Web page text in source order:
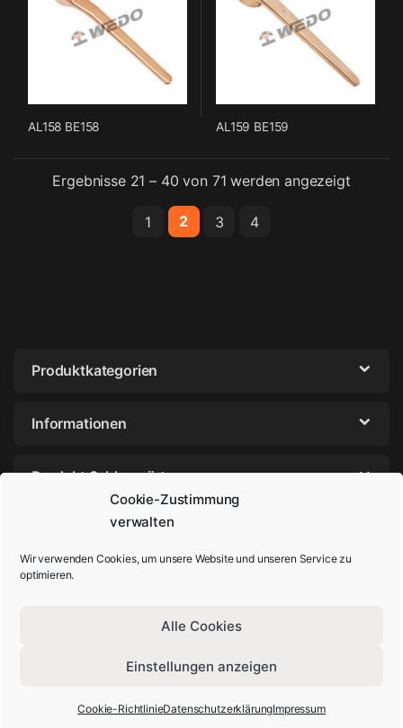
Cookie-Zustimmung
verwalten
Wir verwenden Cookies, um unsere Website und unseren Service zu
optimieren.
Alle Cookies
Einstellungen anzeigen
Cookie-RichtlinieDatenschutzerklärungImpressum
AL158 BE158 AL159 BE159
Ergebnisse 21 – 40 von 71 werden angezeigt
1 2 3 4
Produktkategorien
Informationen
Produkt Schlagwörter
+49-202-29572854